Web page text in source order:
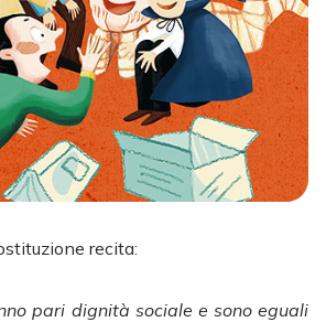
recita:
pari dignità sociale e sono eguali